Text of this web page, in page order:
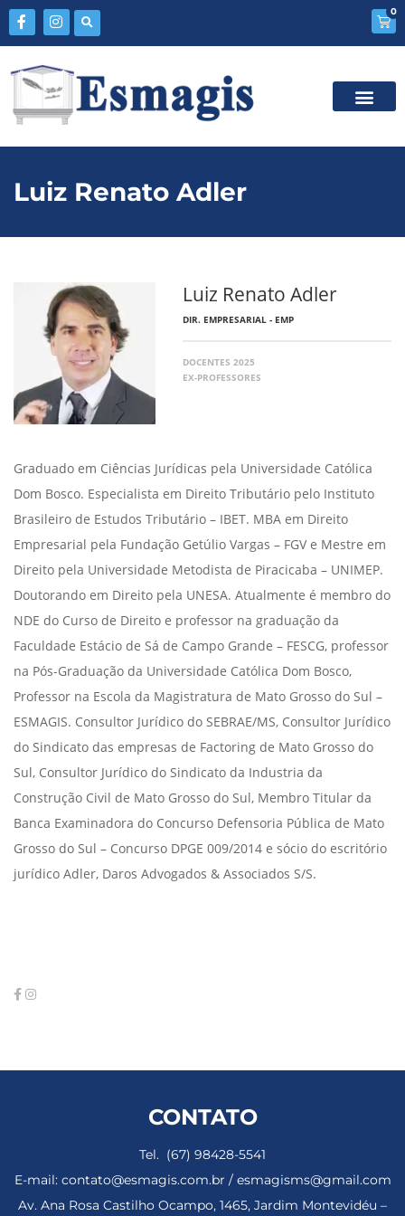
0
Luiz Renato Adler
Luiz Renato Adler
DIR. EMPRESARIAL - EMP
DOCENTES 2025
EX-PROFESSORES
Graduado em Ciências Jurídicas pela Universidade Católica
Dom Bosco. Especialista em Direito Tributário pelo Instituto
Brasileiro de Estudos Tributário – IBET. MBA em Direito
Empresarial pela Fundação Getúlio Vargas – FGV e Mestre em
Direito pela Universidade Metodista de Piracicaba – UNIMEP.
Doutorando em Direito pela UNESA. Atualmente é membro do
NDE do Curso de Direito e professor na graduação da
Faculdade Estácio de Sá de Campo Grande – FESCG, professor
na Pós-Graduação da Universidade Católica Dom Bosco,
Professor na Escola da Magistratura de Mato Grosso do Sul –
ESMAGIS. Consultor Jurídico do SEBRAE/MS, Consultor Jurídico
do Sindicato das empresas de Factoring de Mato Grosso do
Sul, Consultor Jurídico do Sindicato da Industria da
Construção Civil de Mato Grosso do Sul, Membro Titular da
Banca Examinadora do Concurso Defensoria Pública de Mato
Grosso do Sul – Concurso DPGE 009/2014 e sócio do escritório
jurídico Adler, Daros Advogados & Associados S/S.
CONTATO
Tel. (67) 98428-5541
E-mail: contato@esmagis.com.br / esmagisms@gmail.com
Av. Ana Rosa Castilho Ocampo, 1465, Jardim Montevidéu –